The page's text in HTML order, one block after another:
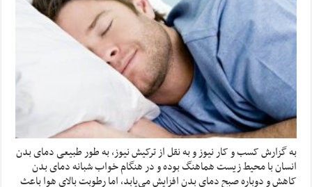
به گزارش کسب و کار نیوز و به نقل از ترکیش نیوز، به طور طبیعی دمای بدن
انسان با محیط زیست هماهنگ بوده و در هنگام خواب شبانه دمای بدن
کاهش و دوباره صبح دمای بدن افزایش می‌یابد، اما رطوبت بالای هوا باعث